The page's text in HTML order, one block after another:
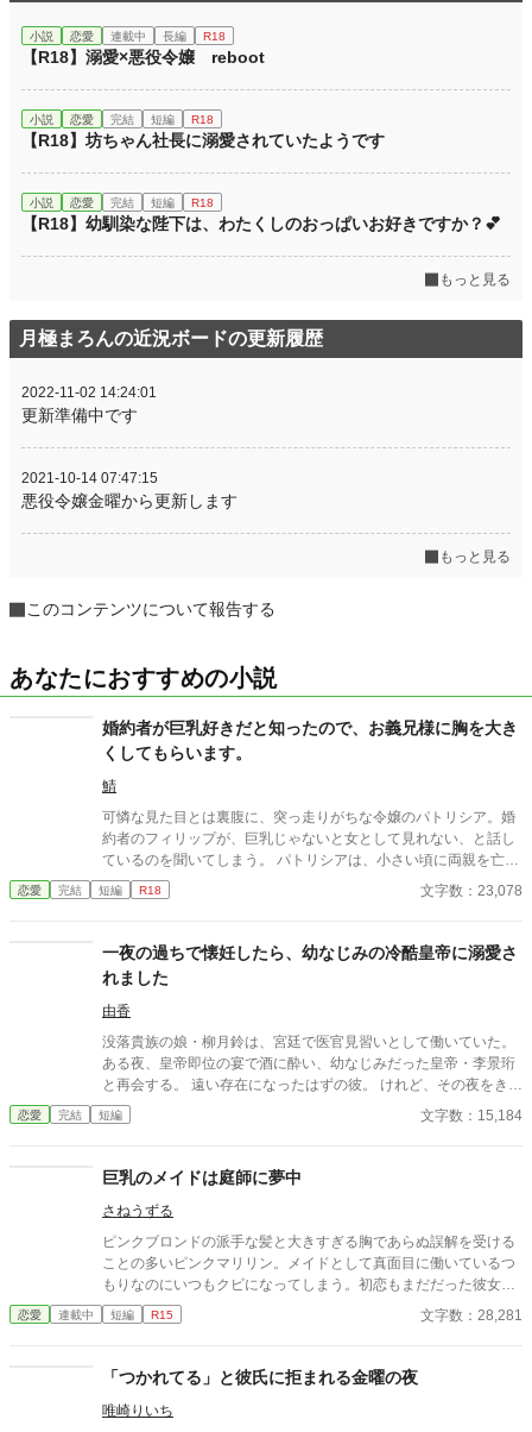
小説 恋愛 連載中 長編 R18
【R18】溺愛×悪役令嬢 reboot
小説 恋愛 完結 短編 R18
【R18】坊ちゃん社長に溺愛されていたようです
小説 恋愛 完結 短編 R18
【R18】幼馴染な陛下は、わたくしのおっぱいお好きですか？💕
もっと見る
月極まろんの近況ボードの更新履歴
2022-11-02 14:24:01
更新準備中です
2021-10-14 07:47:15
悪役令嬢金曜から更新します
もっと見る
このコンテンツについて報告する
あなたにおすすめの小説
婚約者が巨乳好きだと知ったので、お義兄様に胸を大き
くしてもらいます。
鯖
可憐な見た目とは裏腹に、突っ走りがちな令嬢のパトリシア。婚
約者のフィリップが、巨乳じゃないと女として見れない、と話し
ているのを聞いてしまう。 パトリシアは、小さい頃に両親を亡く
し、母の弟である伯爵家で、本当の娘の様に育てられた。お世話
になった家族の為にも、幸せな結婚生活を送らねばならないと、
恋愛 完結 短編 R18 文字数：23,078
一夜の過ちで懐妊したら、幼なじみの冷酷皇帝に溺愛さ
れました
由香
没落貴族の娘・柳月鈴は、宮廷で医官見習いとして働いていた。
ある夜、皇帝即位の宴で酒に酔い、幼なじみだった皇帝・李景珩
と再会する。 遠い存在になったはずの彼。 けれど、その夜をきっ
かけに月鈴の運命は大きく動き出す。 冷酷と恐れられる皇帝が、
なぜか彼女だけには甘すぎて――。
恋愛 完結 短編 文字数：15,184
巨乳のメイドは庭師に夢中
さねうずる
ピンクブロンドの派手な髪と大きすぎる胸であらぬ誤解を受ける
ことの多いピンクマリリン。メイドとして真面目に働いているつ
もりなのにいつもクビになってしまう。初恋もまだだった彼女が
やっとの思いで雇ってもらえたお屋敷にいたのは、大きくて無口
な庭師のエバンスさん。彼のことが気になる彼女は、、、、
恋愛 連載中 短編 R15 文字数：28,281
「つかれてる」と彼氏に拒まれる金曜の夜
唯崎りいち